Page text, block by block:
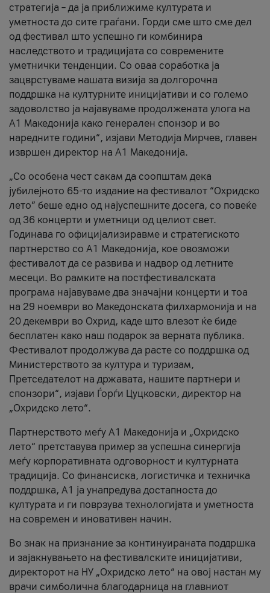
стратегија – да ја приближиме културата и
уметноста до сите граѓани. Горди сме што сме дел
од фестивал што успешно ги комбинира
наследството и традицијата со современите
уметнички тенденции. Со оваа соработка ја
зацврстуваме нашата визија за долгорочна
поддршка на културните иницијативи и со големо
задоволство ја најавуваме продолжената улога на
A1 Македонија како генерален спонзор и во
наредните години“, изјави Методија Мирчев, главен
извршен директор на A1 Македонија.
„Со особена чест сакам да соопштам дека
јубилејното 65-то издание на фестивалот “Охридско
лето” беше едно од најуспешните досега, со повеќе
од 36 концерти и уметници од целиот свет.
Годинава го официјализиравме и стратегиското
партнерство со А1 Македонија, кое овозможи
фестивалот да се развива и надвор од летните
месеци. Во рамките на постфестивалската
програма најавуваме два значајни концерти и тоа
на 29 ноември во Македонската филхармонија и на
20 декември во Охрид, каде што влезот ќе биде
бесплатен како наш подарок за верната публика.
Фестивалот продолжува да расте со поддршка од
Министерството за култура и туризам,
Претседателот на државата, нашите партнери и
спонзори“, изјави Ѓорѓи Цуцковски, директор на
„Охридско лето“.
Партнерството меѓу A1 Македонија и „Охридско
лето“ претставува пример за успешна синергија
меѓу корпоративната одговорност и културната
традиција. Со финансиска, логистичка и техничка
поддршка, A1 ја унапредува достапноста до
културата и ги поврзува технологијата и уметноста
на современ и иновативен начин.
Во знак на признание за континуираната поддршка
и зајакнувањето на фестивалските иницијативи,
директорот на НУ „Охридско лето“ на овој настан му
врачи симболична благодарница на главниот